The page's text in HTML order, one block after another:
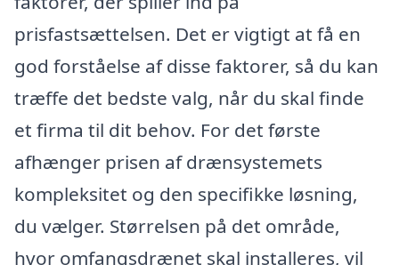
prisfastsættelsen. Det er vigtigt at få en
god forståelse af disse faktorer, så du kan
træffe det bedste valg, når du skal finde
et firma til dit behov. For det første
afhænger prisen af drænsystemets
kompleksitet og den specifikke løsning,
du vælger. Størrelsen på det område,
hvor omfangsdrænet skal installeres, vil